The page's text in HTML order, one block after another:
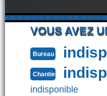
VOUS AVEZ
Bureau
Chantier
indisponible